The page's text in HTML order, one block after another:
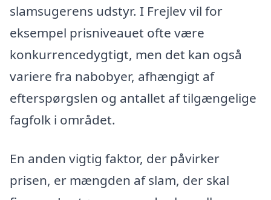
slamsugerens udstyr. I Frejlev vil for
eksempel prisniveauet ofte være
konkurrencedygtigt, men det kan også
variere fra nabobyer, afhængigt af
efterspørgslen og antallet af tilgængelige
fagfolk i området.
En anden vigtig faktor, der påvirker
prisen, er mængden af slam, der skal